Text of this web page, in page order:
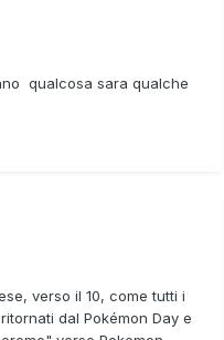
qualcosa sara qualche
verso il 10, come tutti i
dal Pokémon Day e